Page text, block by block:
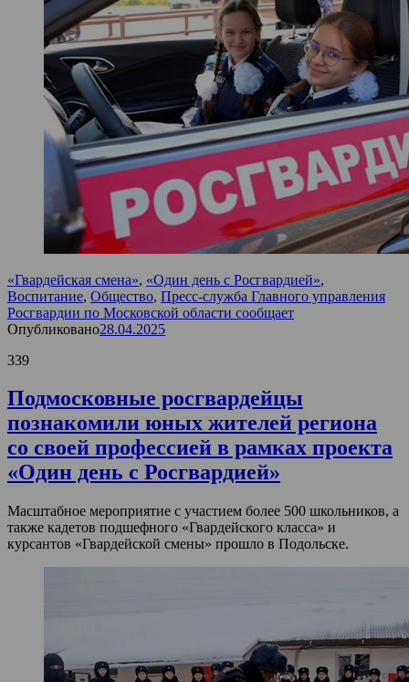
«Гвардейская смена», «Один день с Росгвардией»,
Воспитание, Общество, Пресс-служба Главного управления
Росгвардии по Московской области сообщает
Опубликовано28.04.2025
339
Подмосковные росгвардейцы
познакомили юных жителей региона
со своей профессией в рамках проекта
«Один день с Росгвардией»
Масштабное мероприятие с участием более 500 школьников, а
также кадетов подшефного «Гвардейского класса» и
курсантов «Гвардейской смены» прошло в Подольске.